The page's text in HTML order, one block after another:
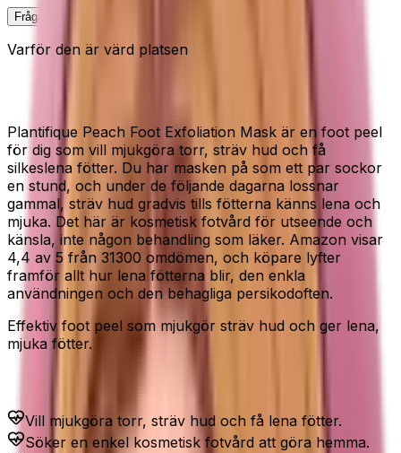
Fråga Elin om denna
Varför den är värd platsen
Foot peel för silkeslena fötter
Plantifique Peach Foot Exfoliation Mask är en foot peel
för dig som vill mjukgöra torr, sträv hud och få
silkeslena fötter. Du har masken på som ett par sockor
en stund, och under de följande dagarna lossnar
gammal, sträv hud gradvis tills fötterna känns lena och
mjuka. Det här är kosmetisk fotvård för utseende och
känsla, inte någon behandling som läker. Amazon visar
4,4 av 5 från 31300 omdömen, och köpare lyfter
framför allt hur lena fötterna blir, den enkla
användningen och den behagliga persikodoften.
Effektiv foot peel som mjukgör sträv hud och ger lena,
mjuka fötter.
Vill mjukgöra torr, sträv hud och få lena fötter.
Söker en enkel kosmetisk fotvård att göra hemma.